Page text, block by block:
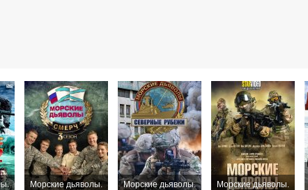
Морские дьяволы.
Морские дьяволы.
Морские дьяволы.